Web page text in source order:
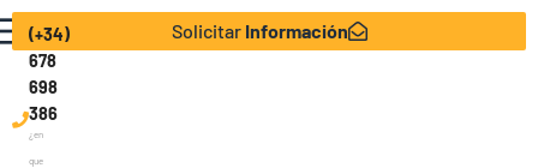
Solicitar Información
(+34)
678
698
386
¿en
que